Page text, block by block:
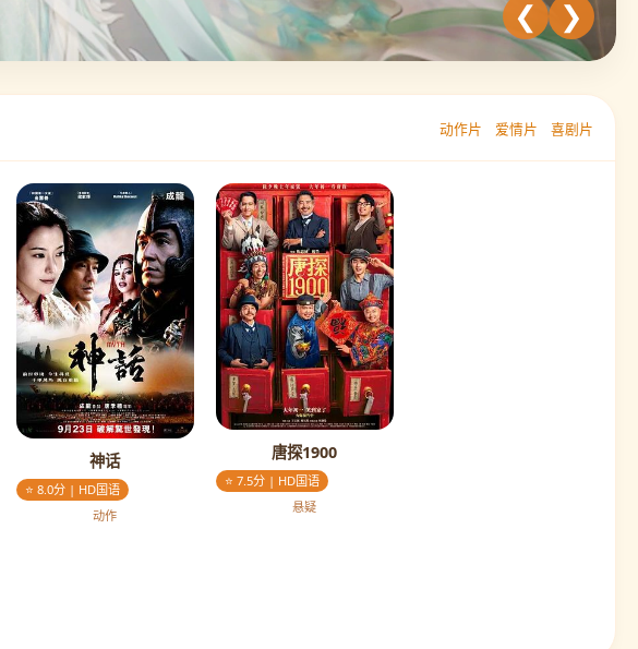
❮ ❯
动作片 爱情片 喜剧片
神话
⭐ 8.0分 | HD国语
动作
唐探1900
⭐ 7.5分 | HD国语
悬疑